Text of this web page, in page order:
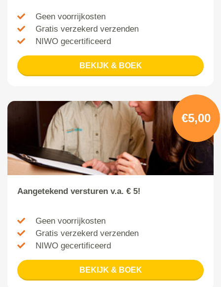
Geen voorrijkosten
Gratis verzekerd verzenden
NIWO gecertificeerd
BEKIJK & BOEK
€5,00
Aangetekend versturen v.a. € 5!
Geen voorrijkosten
Gratis verzekerd verzenden
NIWO gecertificeerd
BEKIJK & BOEK